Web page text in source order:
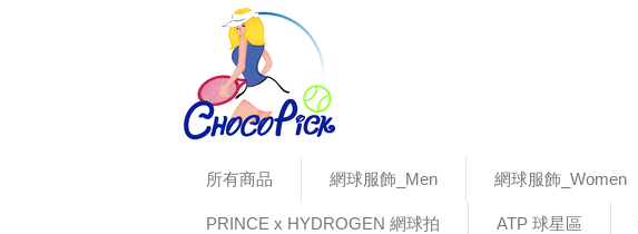
所有商品 網球服飾_Men 網球服飾_Women
PRINCE x HYDROGEN 網球拍 ATP 球星區